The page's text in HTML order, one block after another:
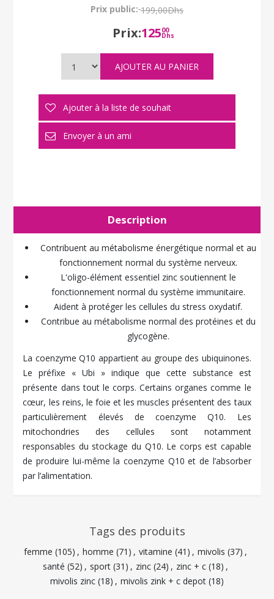
Prix public: 199,00Dhs
Prix:12500
Dhs
Description
Contribuent au métabolisme énergétique normal et au
fonctionnement normal du système nerveux.
L'oligo-élément essentiel zinc soutiennent le
fonctionnement normal du système immunitaire.
Aident à protéger les cellules du stress oxydatif.
Contribue au métabolisme normal des protéines et du
glycogène.
La coenzyme Q10 appartient au groupe des ubiquinones.
Le préfixe « Ubi » indique que cette substance est
présente dans tout le corps. Certains organes comme le
cœur, les reins, le foie et les muscles présentent des taux
particulièrement élevés de coenzyme Q10. Les
mitochondries des cellules sont notamment
responsables du stockage du Q10. Le corps est capable
de produire lui-même la coenzyme Q10 et de l’absorber
par l’alimentation.
Tags des produits
femme (105) , homme (71) , vitamine (41) , mivolis (37) ,
santé (52) , sport (31) , zinc (24) , zinc + c (18) ,
mivolis zinc (18) , mivolis zink + c depot (18)